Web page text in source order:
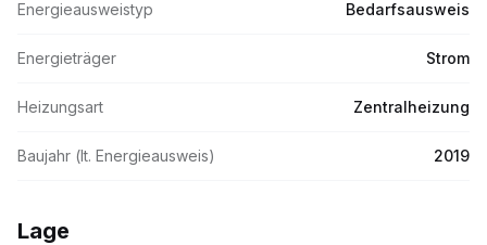
Energieausweistyp Bedarfsausweis
Energieträger Strom
Heizungsart Zentralheizung
Baujahr (lt. Energieausweis) 2019
Lage